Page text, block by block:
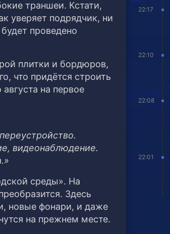
траншеи. Кстати,
уверяет подрядчик, ни
проведено
плитки и бордюров,
что придётся строить
на первое
видеонаблюдение.
среды». На
Здесь
новые фонари, и даже
на прежнем месте.
22:17
22:10
22:08
22:01